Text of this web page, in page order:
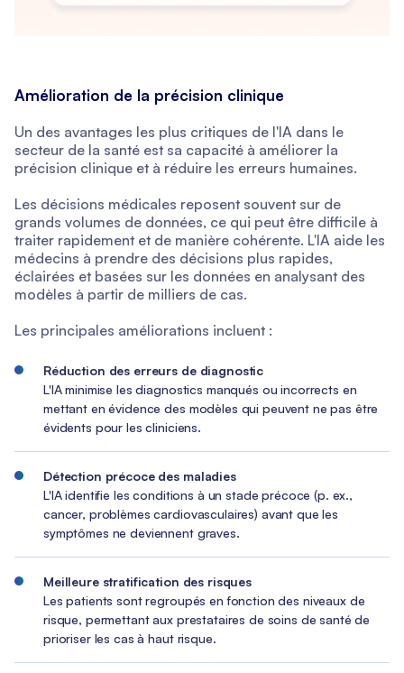
Amélioration de la précision clinique
Un des avantages les plus critiques de l'IA dans le
secteur de la santé est sa capacité à améliorer la
précision clinique et à réduire les erreurs humaines.
Les décisions médicales reposent souvent sur de
grands volumes de données, ce qui peut être difficile à
traiter rapidement et de manière cohérente. L'IA aide les
médecins à prendre des décisions plus rapides,
éclairées et basées sur les données en analysant des
modèles à partir de milliers de cas.
Les principales améliorations incluent :
Réduction des erreurs de diagnostic
L'IA minimise les diagnostics manqués ou incorrects en
mettant en évidence des modèles qui peuvent ne pas être
évidents pour les cliniciens.
Détection précoce des maladies
L'IA identifie les conditions à un stade précoce (p. ex.,
cancer, problèmes cardiovasculaires) avant que les
symptômes ne deviennent graves.
Meilleure stratification des risques
Les patients sont regroupés en fonction des niveaux de
risque, permettant aux prestataires de soins de santé de
prioriser les cas à haut risque.